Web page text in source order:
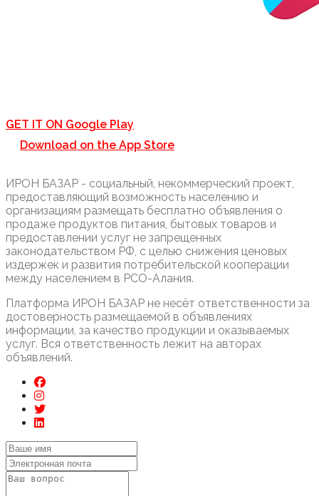
GET IT ON Google Play
Download on the App Store
ИРОН БАЗАР - социальный, некоммерческий проект,
предоставляющий возможность населению и
организациям размещать бесплатно объявления о
продаже продуктов питания, бытовых товаров и
предоставлении услуг не запрещенных
законодательством РФ, с целью снижения ценовых
издержек и развития потребительской кооперации
между населением в РСО-Алания.
Платформа ИРОН БАЗАР не несёт ответственности за
достоверность размещаемой в объявлениях
информации, за качество продукции и оказываемых
услуг. Вся ответственность лежит на авторах
объявлений.